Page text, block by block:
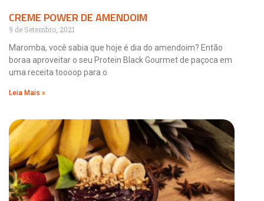
CREME POWER DE AMENDOIM
9 de Setembro, 2021
Maromba, você sabia que hoje é dia do amendoim? Então
boraa aproveitar o seu Protein Black Gourmet de paçoca em
uma receita toooop para o
Leia Mais »